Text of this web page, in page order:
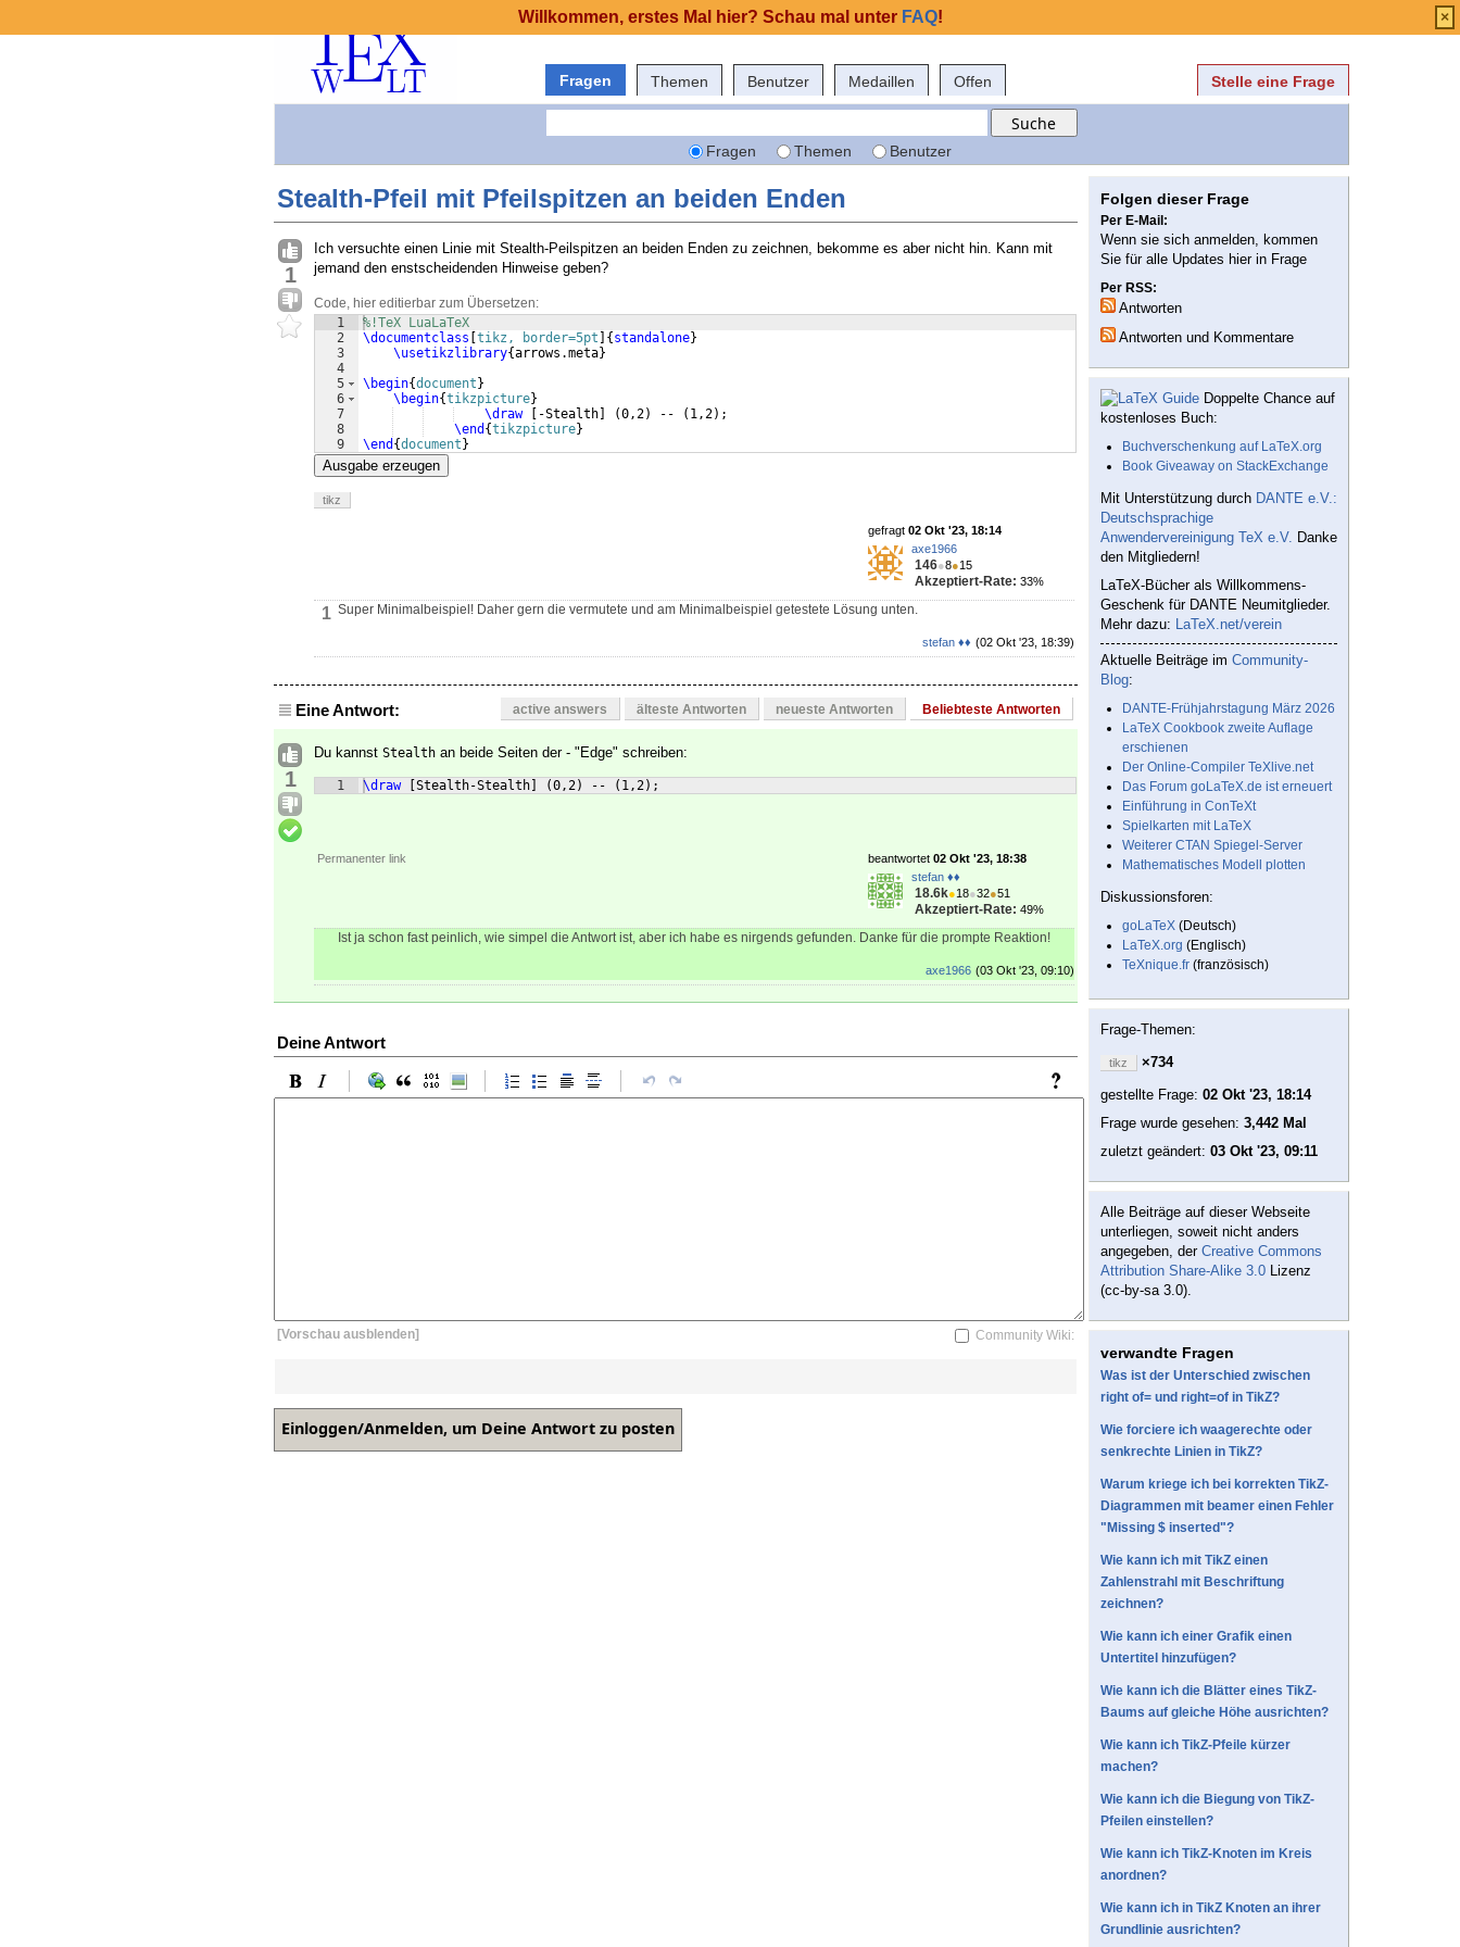
Fragen Themen Benutzer Medaillen Offen Stelle eine Frage
Fragen Themen Benutzer
Stealth-Pfeil mit Pfeilspitzen an beiden Enden
1
Ich versuchte einen Linie mit Stealth-Peilspitzen an beiden Enden zu zeichnen, bekomme es aber nicht hin. Kann mit
jemand den enstscheidenden Hinweise geben?
Code, hier editierbar zum Übersetzen:
1
2
3
4
5
6
7
8
9
%!TeX LuaLaTeX
\documentclass tikz, border=5pt { standalone}
\usetikzlibrary{arrows.meta}
\begin{document }
\begin{tikzpicture}
\draw
-Stealth (0,2) -- ( 1,2) ;
\end {tikzpicture}
\end {document }
Ausgabe erzeugen
tikz
gefragt 02 Okt '23, 18:14
axe1966
146●8●15
Akzeptiert-Rate: 33%
1 Super Minimalbeispiel! Daher gern die vermutete und am Minimalbeispiel getestete Lösung unten.
(02 Okt '23, 18:39)
stefan ♦♦
Eine Antwort: active answers älteste Antworten neueste Antworten Beliebteste Antworten
1
Du kannst Stealth an beide Seiten der - "Edge" schreiben:
1 \draw Stealth-Stealth (0,2) -- ( 1,2) ;
Permanenter link beantwortet 02 Okt '23, 18:38
stefan ♦♦
18.6k●18●32●51
Akzeptiert-Rate: 49%
Ist ja schon fast peinlich, wie simpel die Antwort ist, aber ich habe es nirgends gefunden. Danke für die prompte Reaktion!
(03 Okt '23, 09:10)
axe1966
Deine Antwort
[Vorschau ausblenden] Community Wiki:
Folgen dieser Frage
Per E-Mail:
Wenn sie sich anmelden, kommen
Sie für alle Updates hier in Frage
Per RSS:
Antworten
Antworten und Kommentare
Doppelte Chance auf
kostenloses Buch:
Buchverschenkung auf LaTeX.org
Book Giveaway on StackExchange
Mit Unterstützung durch DANTE e.V.:
Deutschsprachige
Anwendervereinigung TeX e.V. Danke
den Mitgliedern!
LaTeX-Bücher als Willkommens-
Geschenk für DANTE Neumitglieder.
Mehr dazu: LaTeX.net/verein
Aktuelle Beiträge im Community-
Blog:
DANTE-Frühjahrstagung März 2026
LaTeX Cookbook zweite Auflage
erschienen
Der Online-Compiler TeXlive.net
Das Forum goLaTeX.de ist erneuert
Einführung in ConTeXt
Spielkarten mit LaTeX
Weiterer CTAN Spiegel-Server
Mathematisches Modell plotten
Diskussionsforen:
goLaTeX (Deutsch)
LaTeX.org (Englisch)
TeXnique.fr (französisch)
Frage-Themen:
tikz
×734
gestellte Frage: 02 Okt '23, 18:14
Frage wurde gesehen: 3,442 Mal
zuletzt geändert: 03 Okt '23, 09:11
Alle Beiträge auf dieser Webseite
unterliegen, soweit nicht anders
angegeben, der Creative Commons
Attribution Share-Alike 3.0 Lizenz
(cc-by-sa 3.0).
verwandte Fragen
Was ist der Unterschied zwischen
right of= und right=of in TikZ?
Wie forciere ich waagerechte oder
senkrechte Linien in TikZ?
Warum kriege ich bei korrekten TikZ-
Diagrammen mit beamer einen Fehler
"Missing $ inserted"?
Wie kann ich mit TikZ einen
Zahlenstrahl mit Beschriftung
zeichnen?
Wie kann ich einer Grafik einen
Untertitel hinzufügen?
Wie kann ich die Blätter eines TikZ-
Baums auf gleiche Höhe ausrichten?
Wie kann ich TikZ-Pfeile kürzer
machen?
Wie kann ich die Biegung von TikZ-
Pfeilen einstellen?
Wie kann ich TikZ-Knoten im Kreis
anordnen?
Wie kann ich in TikZ Knoten an ihrer
Grundlinie ausrichten?
Willkommen, erstes Mal hier? Schau mal unter FAQ! ×